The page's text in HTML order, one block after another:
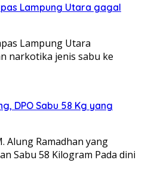
Lampung Utara gagal
Lampung Utara
narkotika jenis sabu ke
DPO Sabu 58 Kg yang
Alung Ramadhan yang
Sabu 58 Kilogram Pada dini